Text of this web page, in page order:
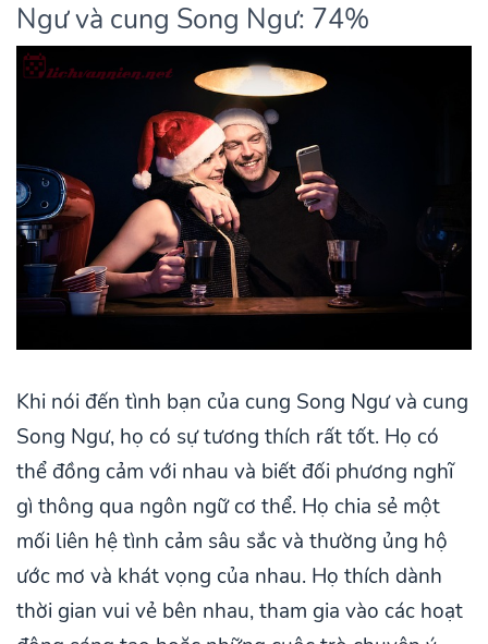
Ngư và cung Song Ngư: 74%
Khi nói đến tình bạn của cung Song Ngư và cung
Song Ngư, họ có sự tương thích rất tốt. Họ có
thể đồng cảm với nhau và biết đối phương nghĩ
gì thông qua ngôn ngữ cơ thể. Họ chia sẻ một
mối liên hệ tình cảm sâu sắc và thường ủng hộ
ước mơ và khát vọng của nhau. Họ thích dành
thời gian vui vẻ bên nhau, tham gia vào các hoạt